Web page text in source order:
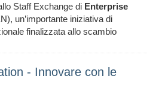
Staff Exchange di Enterprise
un’importante iniziativa di
finalizzata allo scambio
- Innovare con le